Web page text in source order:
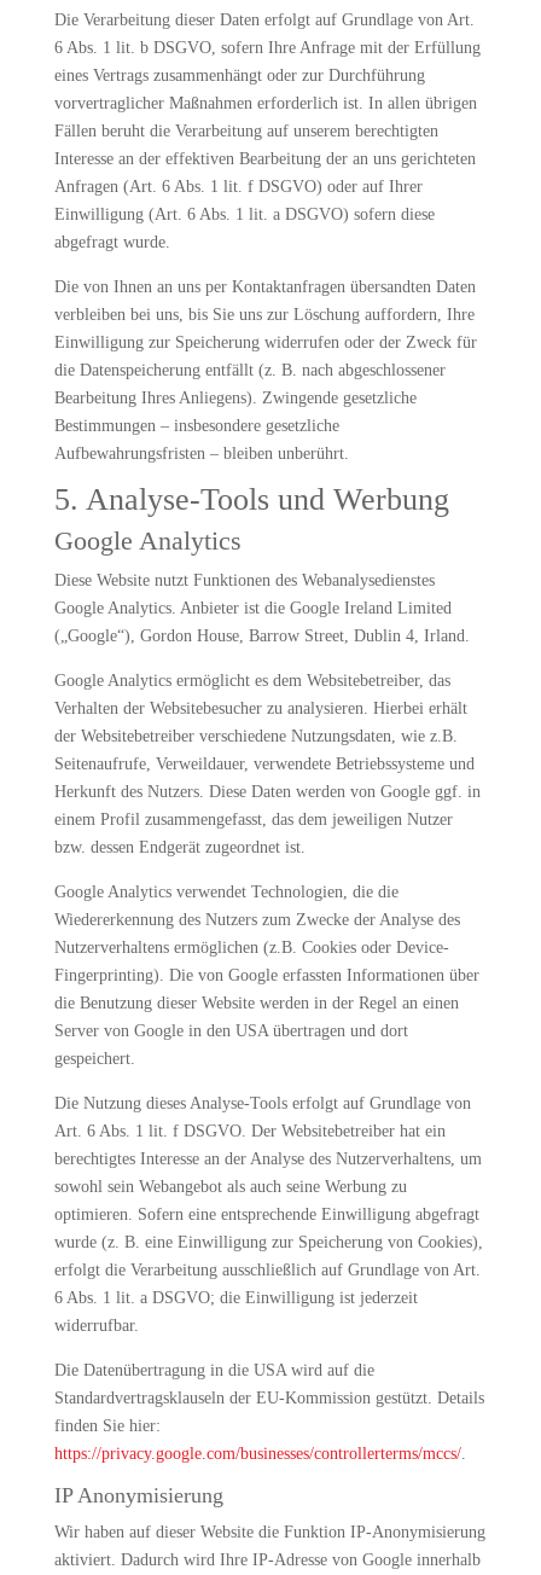
Die Verarbeitung dieser Daten erfolgt auf Grundlage von Art.
6 Abs. 1 lit. b DSGVO, sofern Ihre Anfrage mit der Erfüllung
eines Vertrags zusammenhängt oder zur Durchführung
vorvertraglicher Maßnahmen erforderlich ist. In allen übrigen
Fällen beruht die Verarbeitung auf unserem berechtigten
Interesse an der effektiven Bearbeitung der an uns gerichteten
Anfragen (Art. 6 Abs. 1 lit. f DSGVO) oder auf Ihrer
Einwilligung (Art. 6 Abs. 1 lit. a DSGVO) sofern diese
abgefragt wurde.
Die von Ihnen an uns per Kontaktanfragen übersandten Daten
verbleiben bei uns, bis Sie uns zur Löschung auffordern, Ihre
Einwilligung zur Speicherung widerrufen oder der Zweck für
die Datenspeicherung entfällt (z. B. nach abgeschlossener
Bearbeitung Ihres Anliegens). Zwingende gesetzliche
Bestimmungen – insbesondere gesetzliche
Aufbewahrungsfristen – bleiben unberührt.
5. Analyse-Tools und Werbung
Google Analytics
Diese Website nutzt Funktionen des Webanalysedienstes
Google Analytics. Anbieter ist die Google Ireland Limited
(„Google“), Gordon House, Barrow Street, Dublin 4, Irland.
Google Analytics ermöglicht es dem Websitebetreiber, das
Verhalten der Websitebesucher zu analysieren. Hierbei erhält
der Websitebetreiber verschiedene Nutzungsdaten, wie z.B.
Seitenaufrufe, Verweildauer, verwendete Betriebssysteme und
Herkunft des Nutzers. Diese Daten werden von Google ggf. in
einem Profil zusammengefasst, das dem jeweiligen Nutzer
bzw. dessen Endgerät zugeordnet ist.
Google Analytics verwendet Technologien, die die
Wiedererkennung des Nutzers zum Zwecke der Analyse des
Nutzerverhaltens ermöglichen (z.B. Cookies oder Device-
Fingerprinting). Die von Google erfassten Informationen über
die Benutzung dieser Website werden in der Regel an einen
Server von Google in den USA übertragen und dort
gespeichert.
Die Nutzung dieses Analyse-Tools erfolgt auf Grundlage von
Art. 6 Abs. 1 lit. f DSGVO. Der Websitebetreiber hat ein
berechtigtes Interesse an der Analyse des Nutzerverhaltens, um
sowohl sein Webangebot als auch seine Werbung zu
optimieren. Sofern eine entsprechende Einwilligung abgefragt
wurde (z. B. eine Einwilligung zur Speicherung von Cookies),
erfolgt die Verarbeitung ausschließlich auf Grundlage von Art.
6 Abs. 1 lit. a DSGVO; die Einwilligung ist jederzeit
widerrufbar.
Die Datenübertragung in die USA wird auf die
Standardvertragsklauseln der EU-Kommission gestützt. Details
finden Sie hier:
https://privacy.google.com/businesses/controllerterms/mccs/.
IP Anonymisierung
Wir haben auf dieser Website die Funktion IP-Anonymisierung
aktiviert. Dadurch wird Ihre IP-Adresse von Google innerhalb